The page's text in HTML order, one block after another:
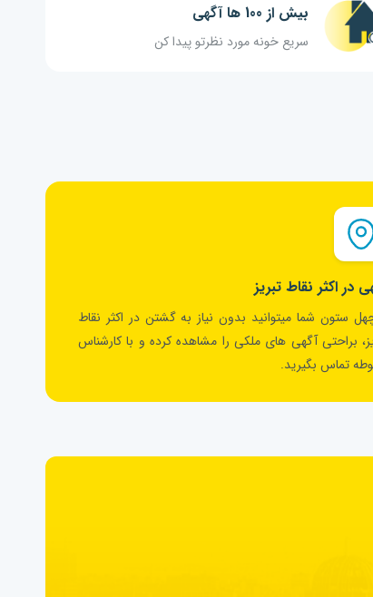
بیش از 100 ها آگهی
سریع خونه مورد نظرتو پیدا کن
در اکثر نقاط تبریز
ستون شما میتوانید بدون نیاز به گشتن در اکثر نقاط
براحتی آگهی های ملکی را مشاهده کرده و با کارشناس
تماس بگیرید.